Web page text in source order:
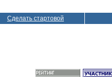
Сделать стартовой